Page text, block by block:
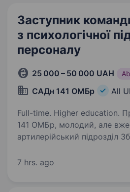
Заступник
з психологічної
персоналу
25 000 – 50 000 UAH
САДн 141 ОМБр All
Full-time. Higher education. Привіт! Ми — САДн
141 ОМБр, молодий, але
артилерійський підрозділ
найсучаснішими методами,
7 hrs. ago